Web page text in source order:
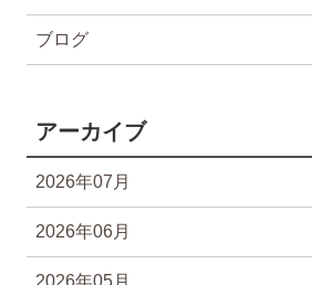
ブログ
アーカイブ
2026年07月
2026年06月
2026年05月